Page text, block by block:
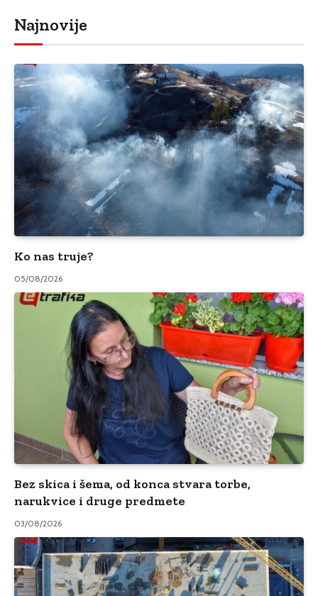
Najnovije
Ko nas truje?
05/08/2026
Bez skica i šema, od konca stvara torbe,
narukvice i druge predmete
03/08/2026